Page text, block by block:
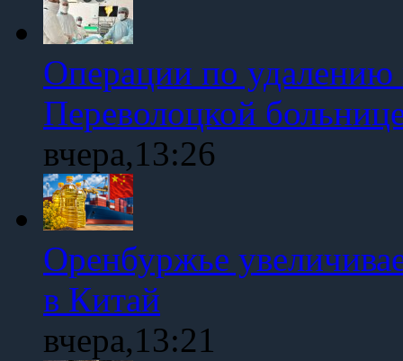
Операции по удалению
Переволоцкой
вчера,13:26
Оренбуржье
в Китай
вчера,13:21